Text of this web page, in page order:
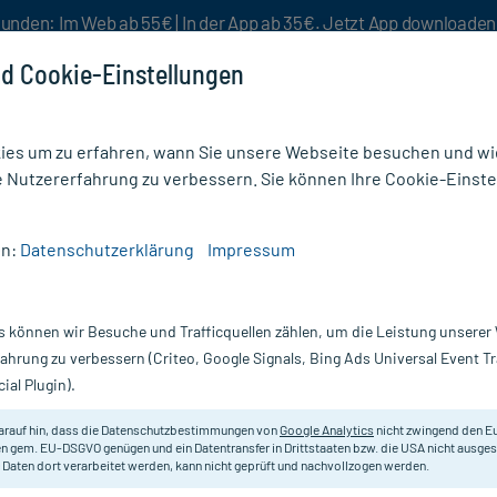
Im Web ab 55€ | In der App ab 35€. Jetzt App downloaden
oder das Zahnfleisch sollten gepflegt werden. Ist die
werden abgestumpft. Durch die
eine große Auswahl anZungenschaber,
Cookie-Einstellungen
um zu erfahren, wann Sie unsere Webseite besuchen und
Nutzererfahrung zu verbessern. Sie können Ihre Cookie-
Datenschutzerklärung Impressum
können wir Besuche und Trafficquellen zählen, um die Leistung unserer
zu verbessern (Criteo, Google Signals, Bing Ads Universal Event
Plugin).
hin, dass die Datenschutzbestimmungen vonGoogle Analytics nicht zwingend den
gem. EU-DSGVO genügen und ein Datentransfer in Drittstaaten bzw. die USA nicht
Daten dort verarbeitet werden, kann nicht geprüft und nachvollzogen werden.